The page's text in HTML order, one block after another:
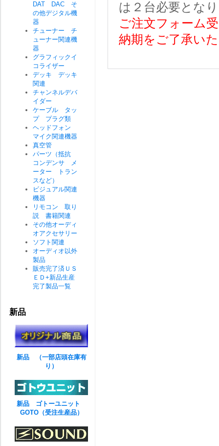
は２台必要とな
ご注文フォーム
納期をご了承い
DAT DAC そ
の他デジタル機
器
チューナー チ
ューナー関連機
器
グラフィックイ
コライザー
デッキ デッキ
関連
チャンネルデバ
イダー
ケーブル タッ
プ プラグ類
ヘッドフォン
マイク関連機器
真空管
パーツ（抵抗
コンデンサ メ
ーター トラン
スなど）
ビジュアル関連
機器
リモコン 取り
説 書籍関連
その他オーディ
オアクセサリー
ソフト関連
オーディオ以外
製品
販売完了済ＵＳ
ＥＤ+新品生産
完了製品一覧
新品
新品 （一部店頭在庫有
り）
新品 ゴトーユニット
GOTO（受注生産品）